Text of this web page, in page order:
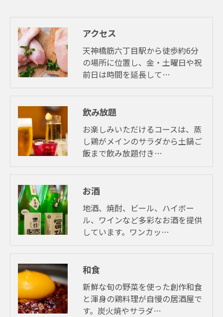
アクセス
天神橋筋六丁目駅から徒歩約6分
の場所に位置し、金・土曜日や祝
前日は時間を延長して…
飲み放題
お楽しみいただけるコースは、蒸
し鶏がメインのサラダから土鍋ご
飯まで飲み放題付き…
お酒
地酒、焼酎、ビール、ハイボー
ル、ワインなど多彩なお酒を提供
しています。ワンカッ…
和食
新鮮な旬の野菜を使った創作和食
と渾身の鶏料理が自慢の居酒屋で
す。炭火焼やサラダ…